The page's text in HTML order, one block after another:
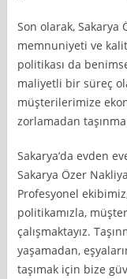
Son olarak,
memnuniyeti ve
politikası da
maliyetli bir süreç
müşterilerimize
zorlamadan
Sakarya’da evden
Sakarya Özer
Profesyonel
politikamızla,
çalışmaktayız.
yaşamadan,
taşımak için bize